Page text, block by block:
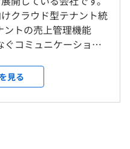
で開発を進めています。
フレームワークなど）
を行う場所を含む）
場所あり）
システム事業平均
意しておりますので、一
クラウド型テナント統
ントの売上管理機能
ぐコミュニケーション
ヒルズ、丸ビル、ラ
有名商業施設が導
ールなど郊外の大規模
要なサービスをワンス
業界のオンリーワン
見る